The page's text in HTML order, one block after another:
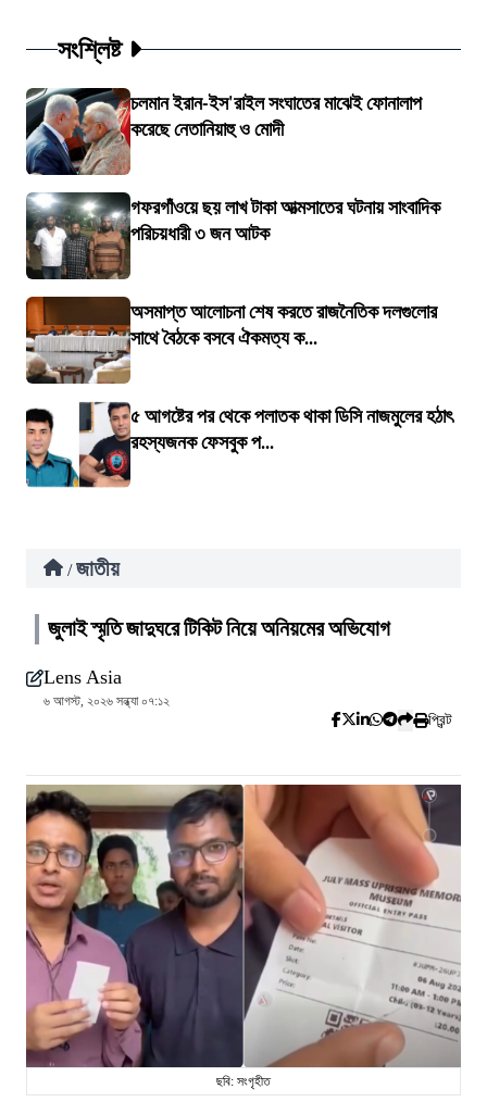
সংশ্লিষ্ট
চলমান ইরান-ইস'রাইল সংঘাতের মাঝেই ফোনালাপ
করেছে নেতানিয়াহু ও মোদী
গফরগাঁওয়ে ছয় লাখ টাকা আত্মসাতের ঘটনায় সাংবাদিক
পরিচয়ধারী ৩ জন আটক
অসমাপ্ত আলোচনা শেষ করতে রাজনৈতিক দলগুলোর
সাথে বৈঠকে বসবে ঐকমত্য ক...
৫ আগষ্টের পর থেকে পলাতক থাকা ডিসি নাজমুলের হঠাৎ
রহস্যজনক ফেসবুক প...
/ জাতীয়
জুলাই স্মৃতি জাদুঘরে টিকিট নিয়ে অনিয়মের অভিযোগ
Lens Asia
৬ আগস্ট, ২০২৬ সন্ধ্যা ০৭:১২
প্রিন্ট
ছবি: সংগৃহীত